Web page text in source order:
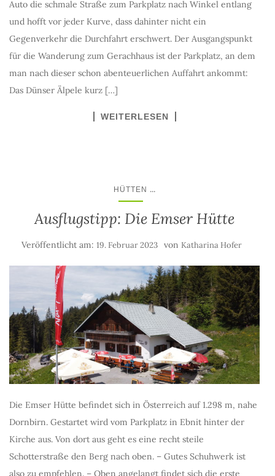
Auto die schmale Straße zum Parkplatz nach Winkel entlang
und hofft vor jeder Kurve, dass dahinter nicht ein
Gegenverkehr die Durchfahrt erschwert. Der Ausgangspunkt
für die Wanderung zum Gerachhaus ist der Parkplatz, an dem
man nach dieser schon abenteuerlichen Auffahrt ankommt:
Das Dünser Älpele kurz […]
WEITERLESEN
HÜTTEN ...
Ausflugstipp: Die Emser Hütte
Veröffentlicht am: 19. Februar 2023 von Katharina Hofer
Die Emser Hütte befindet sich in Österreich auf 1.298 m, nahe
Dornbirn. Gestartet wird vom Parkplatz in Ebnit hinter der
Kirche aus. Von dort aus geht es eine recht steile
Schotterstraße den Berg nach oben. – Gutes Schuhwerk ist
also zu empfehlen. – Oben angelangt findet sich die erste